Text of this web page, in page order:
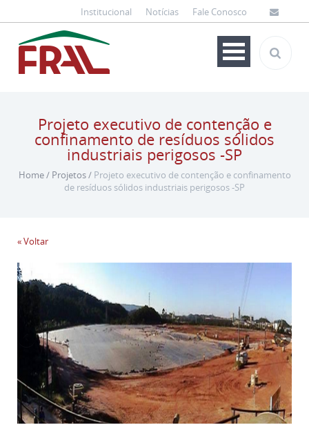
Institucional Notícias Fale Conosco
Projeto executivo de contenção e
confinamento de resíduos sólidos
industriais perigosos -SP
Home/ Projetos/ Projeto executivo de contenção e confinamento
de resíduos sólidos industriais perigosos -SP
« Voltar